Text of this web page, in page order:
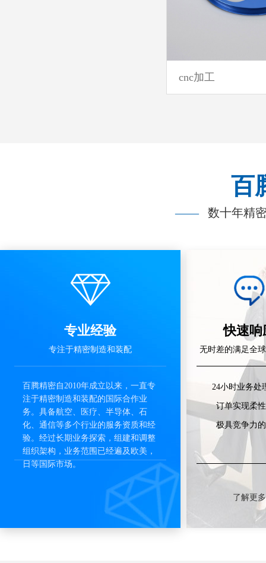
cnc加工
百
—— 数十年精
专业经验
专注于精密制造和装配
百腾精密自2010年成立以来，一直专
注于精密制造和装配的国际合作业
务。具备航空、医疗、半导体、石
化、通信等多个行业的服务资质和经
验。经过长期业务探索，组建和调整
组织架构，业务范围已经遍及欧美，
日等国际市场。
快速响
无时差的满足全
24小时业务处
订单实现柔
极具竞争力
了解更多